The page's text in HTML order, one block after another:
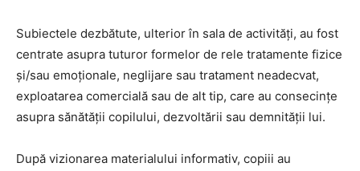
Subiectele dezbătute, ulterior în sala de activități, au fost
centrate asupra tuturor formelor de rele tratamente fizice
și/sau emoționale, neglijare sau tratament neadecvat,
exploatarea comercială sau de alt tip, care au consecințe
asupra sănătății copilului, dezvoltării sau demnității lui.
După vizionarea materialului informativ, copiii au